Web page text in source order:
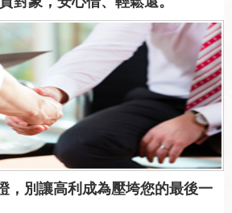
，別讓高利成為壓垮您的最後一